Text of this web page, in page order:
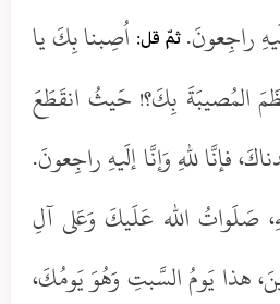
راجِعونَ.ثمّ قل: اُصِبنا بِكَ يا
المُصيبَةَ بِكَ؟! حَيثُ انقَطَعَ
فإنَّا للهِ وَإنَّا إلَيهِ راجِعونَ.
صَلَواتُ الله عَلَيكَ وَعَلى آلِ
هذا يَومُ السَّبتِ وَهُوَ يَومُكَ،